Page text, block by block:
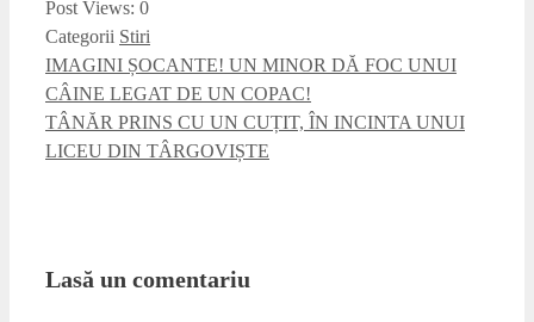
Post Views: 0
Categorii Stiri
IMAGINI ȘOCANTE! UN MINOR DĂ FOC UNUI
CÂINE LEGAT DE UN COPAC!
TÂNĂR PRINS CU UN CUȚIT, ÎN INCINTA UNUI
LICEU DIN TÂRGOVIȘTE
Lasă un comentariu